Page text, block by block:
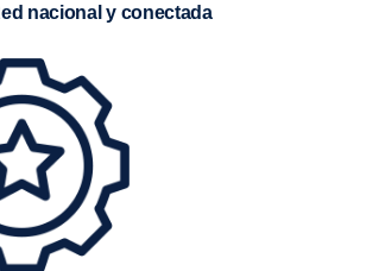
Red nacional y conectada